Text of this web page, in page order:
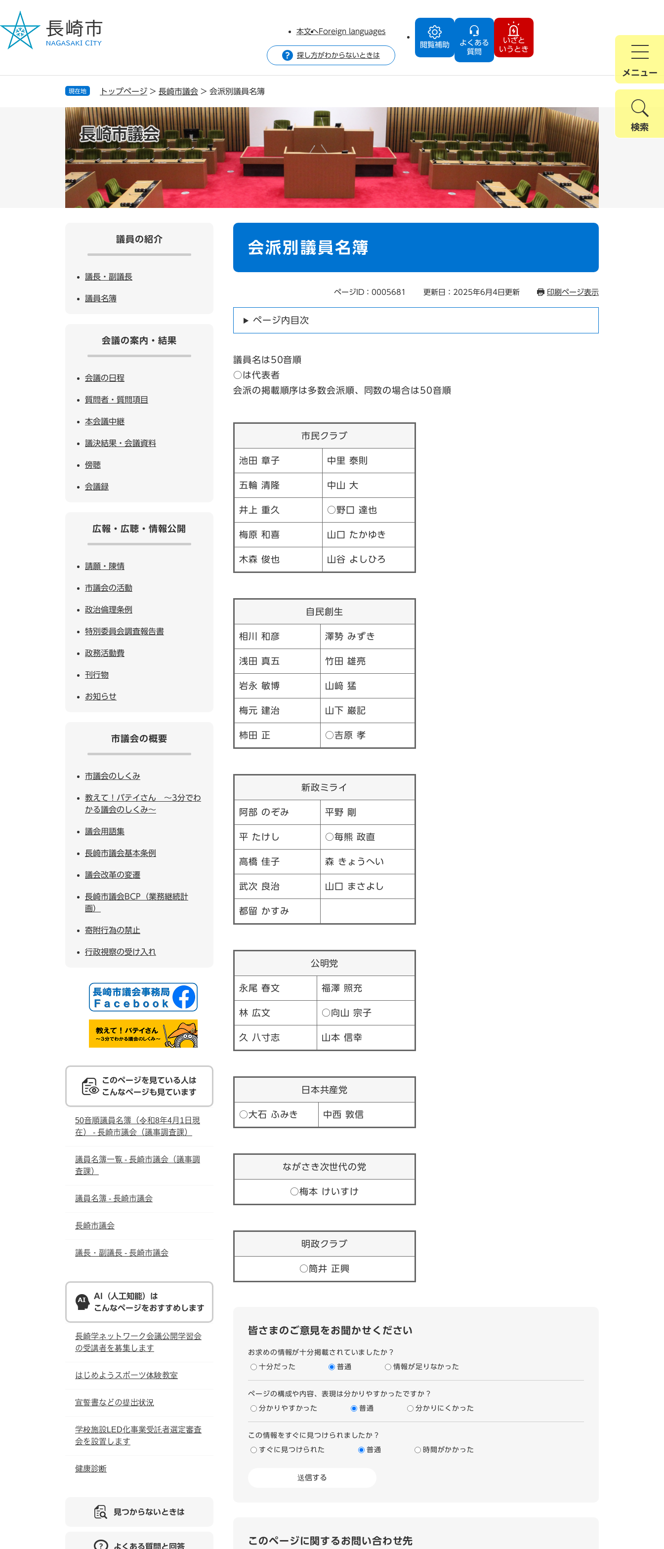
ジ
で
ュ
ば
閲覧補助
よくある
質問
いざと
いうとき
本文へForeign languages
探し方がわからないときは
メニュー
検索
現在地 トップページ > 長崎市議会 > 会派別議員名簿
長崎市議会
本
会派別議員名簿
ページID：0005681 更新日：2025年6月4日更新 印刷ページ表示
ページ内目次
議員名は50音順
○は代表者
会派の掲載順序は多数会派順、同数の場合は50音順
市民クラブ
池田 章子 中里 泰則
五輪 清隆 中山 大
井上 重久 ○野口 達也
梅原 和喜 山口 たかゆき
木森 俊也 山谷 よしひろ
自民創生
相川 和彦 澤㔟 みずき
浅田 真五 竹田 雄亮
岩永 敏博 山﨑 猛
梅元 建治 山下 巌記
柿田 正 ○吉原 孝
新政ミライ
阿部 のぞみ 平野 剛
平 たけし ○毎熊 政直
高橋 佳子 森 きょうへい
武次 良治 山口 まさよし
都留 かすみ
公明党
永尾 春文 福澤 照充
林 広文 ○向山 宗子
久 八寸志 山本 信幸
日本共産党
○大石 ふみき 中西 敦信
ながさき次世代の党
○梅本 けいすけ
明政クラブ
○筒井 正興
皆さまのご意見をお聞かせください
お求めの情報が十分掲載されていましたか？
十分だった 普通 情報が足りなかった
ページの構成や内容、表現は分かりやすかったですか？
分かりやすかった 普通 分かりにくかった
この情報をすぐに見つけられましたか？
すぐに見つけられた 普通 時間がかかった
このページに関するお問い合わせ先
議員の紹介
議長・副議長
議員名簿
会議の案内・結果
会議の日程
質問者・質問項目
本会議中継
議決結果・会議資料
傍聴
会議録
広報・広聴・情報公開
請願・陳情
市議会の活動
政治倫理条例
特別委員会調査報告書
政務活動費
刊行物
お知らせ
市議会の概要
市議会のしくみ
教えて！バテイさん ～3分でわ
かる議会のしくみ～
議会用語集
長崎市議会基本条例
議会改革の変遷
長崎市議会BCP（業務継続計
画）
寄附行為の禁止
行政視察の受け入れ
このページを見ている人は
こんなページも見ています
50音順議員名簿（令和8年4月1日現
在） - 長崎市議会（議事調査課）
議員名簿一覧 - 長崎市議会（議事調
査課）
議員名簿 - 長崎市議会
長崎市議会
議長・副議長 - 長崎市議会
AI（人工知能）は
こんなページをおすすめします
長崎学ネットワーク会議公開学習会
の受講者を募集します
はじめようスポーツ体験教室
宣誓書などの提出状況
学校施設LED化事業受託者選定審査
会を設置します
健康診断
見つからないときは
よくある質問と回答